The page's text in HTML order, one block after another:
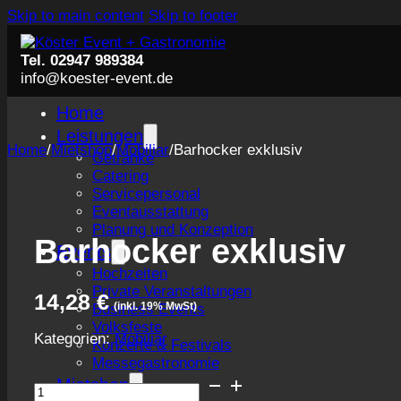
Skip to main content Skip to footer
Tel. 02947 989384
info@koester-event.de
Home
Leistungen
Getränke
Catering
Servicepersonal
Eventausstattung
Planung und Konzeption
Events
Hochzeiten
Private Veranstaltungen
Business Events
Volksfeste
Konzerte & Festivals
Messegastronomie
Mietshop
Home/Mietshop/Mobiliar/Barhocker exklusiv
Barhocker exklusiv
14,28€ (inkl. 19% MwSt)
Kategorien:Mobiliar
Barhocker